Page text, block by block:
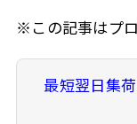
※この記事はプ
最短翌日集